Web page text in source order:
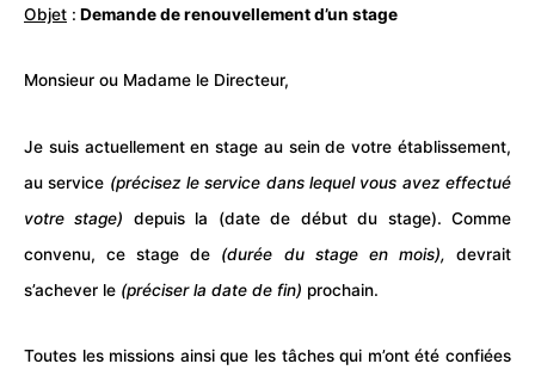
Objet : Demande de renouvellement d’un stage
Monsieur ou Madame le Directeur,
Je suis actuellement enstage au sein de votreétablissement,
auservice (précisez le service dans lequel vous avez effectué
votre stage) depuis la (date de début du stage). Comme
convenu, cestage de (durée du stage en mois), devrait
s’achever le (préciser la date de fin) prochain.
Toutes les missions ainsi que les tâches qui m’ont été confiées